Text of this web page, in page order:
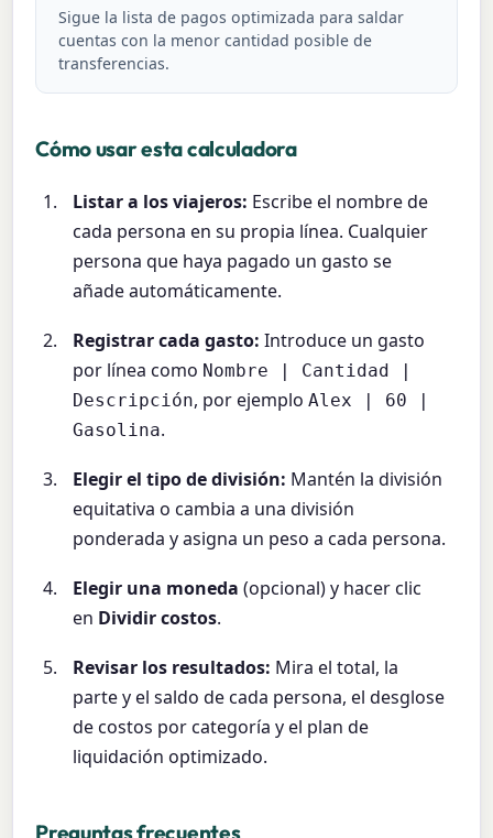
Sigue la lista de pagos optimizada para saldar
cuentas con la menor cantidad posible de
transferencias.
Cómo usar esta calculadora
Listar a los viajeros: Escribe el nombre de
cada persona en su propia línea. Cualquier
persona que haya pagado un gasto se
añade automáticamente.
Registrar cada gasto: Introduce un gasto
por línea como Nombre | Cantidad |
Descripción, por ejemploAlex | 60 |
Gasolina.
Elegir el tipo de división: Mantén la división
equitativa o cambia a una división
ponderada y asigna un peso a cada persona.
Elegir una moneda (opcional) y hacer clic
en Dividir costos.
Revisar los resultados: Mira el total, la
parte y el saldo de cada persona, el desglose
de costos por categoría y el plan de
liquidación optimizado.
Preguntas frecuentes